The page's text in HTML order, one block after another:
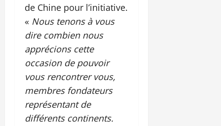
de Chine pour l’initiative.
« Nous tenons à vous
dire combien nous
apprécions cette
occasion de pouvoir
vous rencontrer vous,
membres fondateurs
représentant de
différents continents.